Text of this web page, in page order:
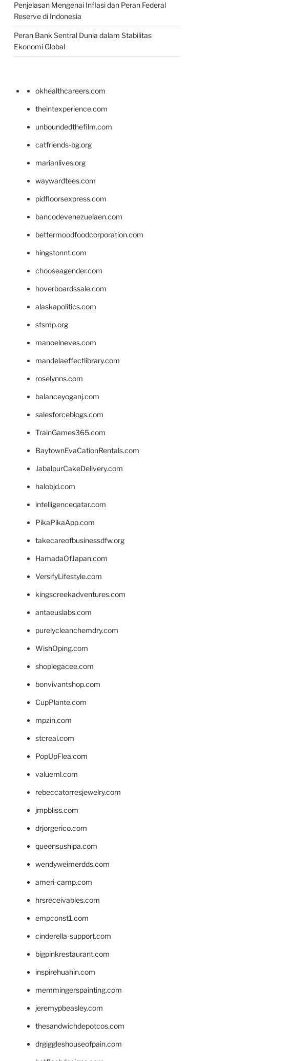
Penjelasan Mengenai Inflasi dan Peran Federal
Reserve di Indonesia
Peran Bank Sentral Dunia dalam Stabilitas
Ekonomi Global
okhealthcareers.com
theintexperience.com
unboundedthefilm.com
catfriends-bg.org
marianlives.org
waywardtees.com
pidfloorsexpress.com
bancodevenezuelaen.com
bettermoodfoodcorporation.com
hingstonnt.com
chooseagender.com
hoverboardssale.com
alaskapolitics.com
stsmp.org
manoelneves.com
mandelaeffectlibrary.com
roselynns.com
balanceyoganj.com
salesforceblogs.com
TrainGames365.com
BaytownEvaCationRentals.com
JabalpurCakeDelivery.com
halobjd.com
intelligenceqatar.com
PikaPikaApp.com
takecareofbusinessdfw.org
HamadaOfJapan.com
VersifyLifestyle.com
kingscreekadventures.com
antaeuslabs.com
purelycleanchemdry.com
WishOping.com
shoplegacee.com
bonvivantshop.com
CupPlante.com
mpzin.com
stcreal.com
PopUpFlea.com
valueml.com
rebeccatorresjewelry.com
jmpbliss.com
drjorgerico.com
queensushipa.com
wendyweimerdds.com
ameri-camp.com
hrsreceivables.com
empconst1.com
cinderella-support.com
bigpinkrestaurant.com
inspirehuahin.com
memmingerspainting.com
jeremypbeasley.com
thesandwichdepotcos.com
drgiggleshouseofpain.com